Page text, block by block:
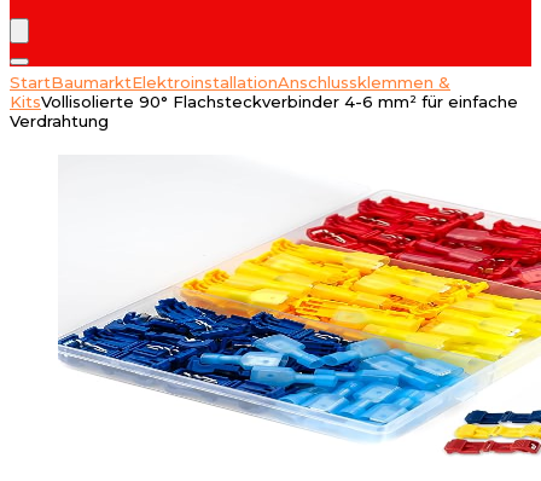
StartBaumarktElektroinstallationAnschlussklemmen &
KitsVollisolierte 90° Flachsteckverbinder 4-6 mm² für einfache
Verdrahtung